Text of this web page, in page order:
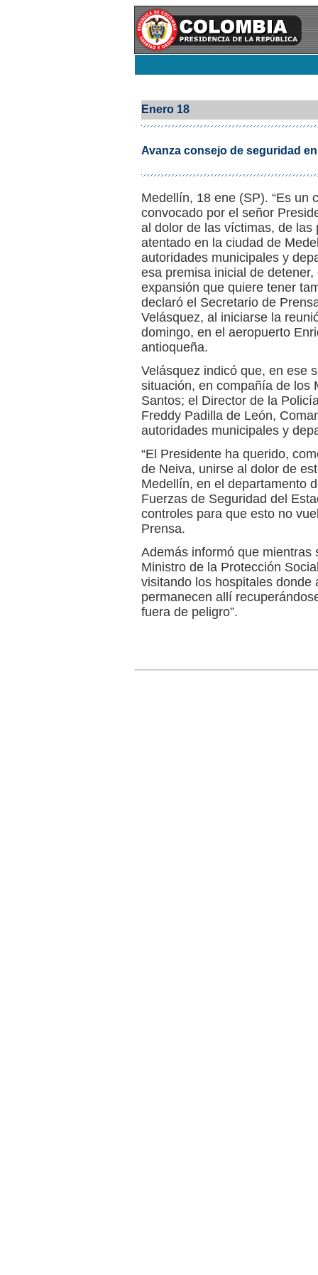
Enero 18
Avanza consejo de seguridad
Medellín, 18 ene (SP). “Es un
convocado por el señor
al dolor de las víctimas, de
atentado en la ciudad de
autoridades municipales y
esa premisa inicial de
expansión que quiere tener
declaró el Secretario de
Velásquez, al iniciarse la
domingo, en el aeropuerto
antioqueña.
Velásquez indicó que, en ese
situación, en compañía de los
Santos; el Director de la
Freddy Padilla de León,
autoridades municipales y
“El Presidente ha querido,
de Neiva, unirse al dolor de
Medellín, en el departamento
Fuerzas de Seguridad del
controles para que esto no
Prensa.
Además informó que mientras
Ministro de la Protección
visitando los hospitales donde
permanecen allí
fuera de peligro”.